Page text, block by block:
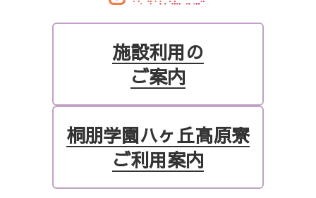
施設利用の
ご案内
桐朋学園ハヶ丘高原寮
ご利用案内